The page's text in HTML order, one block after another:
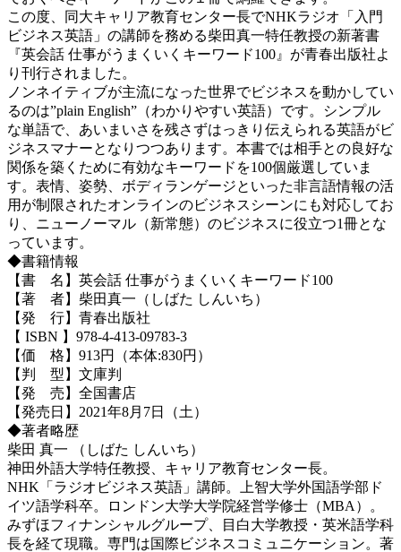
この度、同大キャリア教育センター長でNHKラジオ「入門
ビジネス英語」の講師を務める柴田真一特任教授の新著書
『英会話 仕事がうまくいくキーワード100』が青春出版社よ
り刊行されました。
ノンネイティブが主流になった世界でビジネスを動かしてい
るのは”plain English”（わかりやすい英語）です。シンプル
な単語で、あいまいさを残さずはっきり伝えられる英語がビ
ジネスマナーとなりつつあります。本書では相手との良好な
関係を築くために有効なキーワードを100個厳選していま
す。表情、姿勢、ボディランゲージといった非言語情報の活
用が制限されたオンラインのビジネスシーンにも対応してお
り、ニューノーマル（新常態）のビジネスに役立つ1冊とな
っています。
◆書籍情報
【書 名】英会話 仕事がうまくいくキーワード100
【著 者】柴田真一（しばた しんいち）
【発 行】青春出版社
【 ISBN 】978-4-413-09783-3
【価 格】913円（本体:830円）
【判 型】文庫判
【発 売】全国書店
【発売日】2021年8月7日（土）
◆著者略歴
柴田 真一 （しばた しんいち）
神田外語大学特任教授、キャリア教育センター長。
NHK「ラジオビジネス英語」講師。上智大学外国語学部ド
イツ語学科卒。ロンドン大学大学院経営学修士（MBA）。
みずほフィナンシャルグループ、目白大学教授・英米語学科
長を経て現職。専門は国際ビジネスコミュニケーション。著